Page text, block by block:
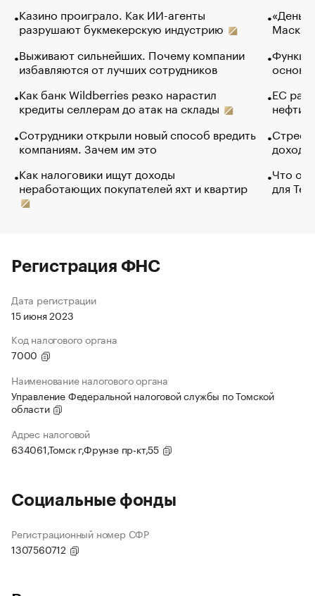
Казино проиграло. Как ИИ-агенты
разрушают букмекерскую индустрию
Выживают сильнейших. Почему компании
избавляются от лучших сотрудников
Как банк Wildberries резко нарастил
кредиты селлерам до атак на склады
Сотрудники открыли новый способ вредить
компаниям. Зачем им это
Как налоговики ищут доходы
неработающих покупателей яхт и квартир
Маск в
основ
ЕС
нефти
Что
для
Регистрация ФНС
Дата регистрации
15 июня 2023
Код налогового органа
7000
Наименование налогового органа
Управление Федеральной налоговой службы по Томской
области
Адрес налоговой
634061,Томск г,Фрунзе пр-кт,55
Социальные фонды
Регистрационный номер СФР
1307560712